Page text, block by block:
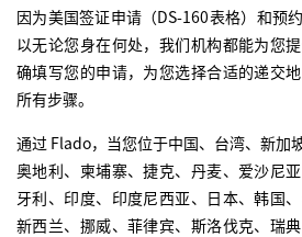
因为美国签证申请（DS-160表格）和预
以无论您身在何处，我们机构都能为您
确填写您的申请，为您选择合适的递交
所有步骤。
通过 Flado，当您位于中国、台湾、新加
奥地利、柬埔寨、捷克、丹麦、爱沙尼
牙利、印度、印度尼西亚、日本、韩国
新西兰、挪威、菲律宾、斯洛伐克、瑞